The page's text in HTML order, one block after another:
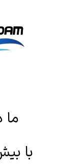
با بیش از 7